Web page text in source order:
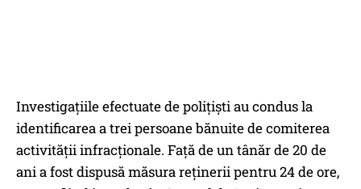
Investigațiile efectuate de polițiști au condus la
identificarea a trei persoane bănuite de comiterea
activității infracționale. Față de un tânăr de 20 de
ani a fost dispusă măsura reținerii pentru 24 de ore,